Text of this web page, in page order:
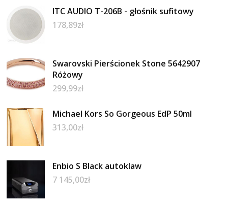
ITC AUDIO T-206B - głośnik sufitowy
178,89zł
Swarovski Pierścionek Stone 5642907
Różowy
299,99zł
Michael Kors So Gorgeous EdP 50ml
313,00zł
Enbio S Black autoklaw
7 145,00zł